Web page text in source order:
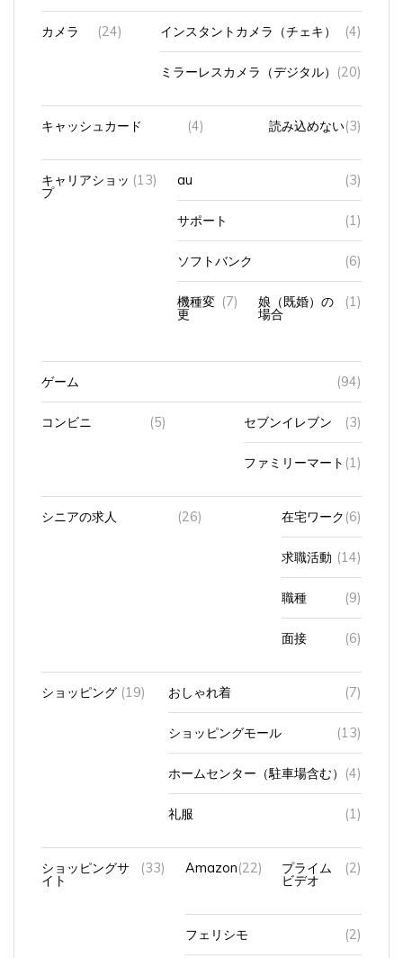
カメラ (24) インスタントカメラ（チェキ） (4)
ミラーレスカメラ（デジタル） (20)
キャッシュカード (4) 読み込めない(3)
キャリアショッ
プ
(13) au (3)
サポート (1)
ソフトバンク (6)
機種変
更
(7) 娘（既婚）の
場合
(1)
ゲーム (94)
コンビニ (5) セブンイレブン (3)
ファミリーマート (1)
シニアの求人 (26) 在宅ワーク (6)
求職活動 (14)
職種 (9)
面接 (6)
ショッピング (19) おしゃれ着 (7)
ショッピングモール (13)
ホームセンター（駐車場含む） (4)
礼服 (1)
ショッピングサ
イト
(33) Amazon(22) プライム
ビデオ
(2)
フェリシモ (2)